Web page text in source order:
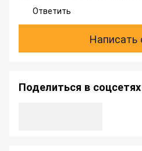
Ответить
Написать
Поделиться в соцсетях